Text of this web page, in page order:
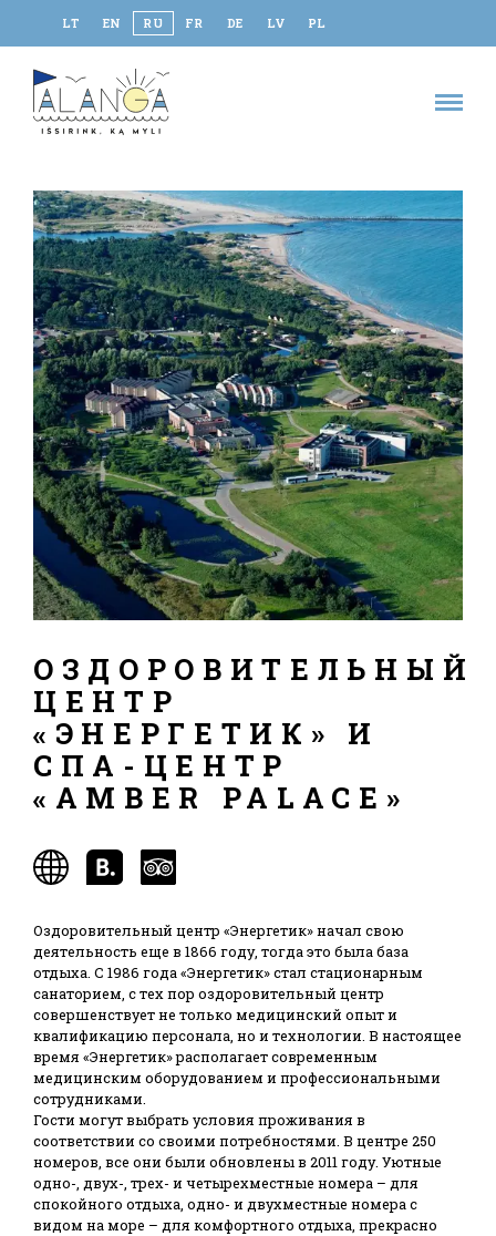
LT EN RU FR DE LV PL
ОЗДОРОВИТЕЛЬНЫЙ
ЦЕНТР
«ЭНЕРГЕТИК» И
СПА-ЦЕНТР
«AMBER PALACE»
Оздоровительный центр «Энергетик» начал свою
деятельность еще в 1866 году, тогда это была база
отдыха. С 1986 года «Энергетик» стал стационарным
санаторием, с тех пор оздоровительный центр
совершенствует не только медицинский опыт и
квалификацию персонала, но и технологии. В настоящее
время «Энергетик» располагает современным
медицинским оборудованием и профессиональными
сотрудниками.
Гости могут выбрать условия проживания в
соответствии со своими потребностями. В центре 250
номеров, все они были обновлены в 2011 году. Уютные
одно-, двух-, трех- и четырехместные номера – для
спокойного отдыха, одно- и двухместные номера с
видом на море – для комфортного отдыха, прекрасно